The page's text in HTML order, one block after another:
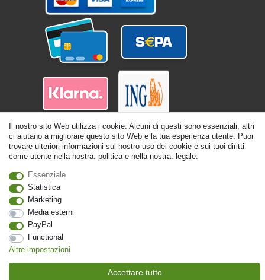
Il nostro sito Web utilizza i cookie. Alcuni di questi sono essenziali, altri
ci aiutano a migliorare questo sito Web e la tua esperienza utente. Puoi
trovare ulteriori informazioni sul nostro uso dei cookie e sui tuoi diritti
come utente nella nostra: politica e nella nostra: legale.
Essenziale
Statistica
Marketing
Media esterni
PayPal
Functional
Altre impostazioni
Accettare tutto
© Copyright 2026 | Tutti i diritti riservati. - Tutti i diritti riservati. Prezzi incl.
19% di imposta sul valore aggiunto | prezzi base vedi dettaglio articolo | *Si
applica alle consegne in Italia!
Withdraw from contract here